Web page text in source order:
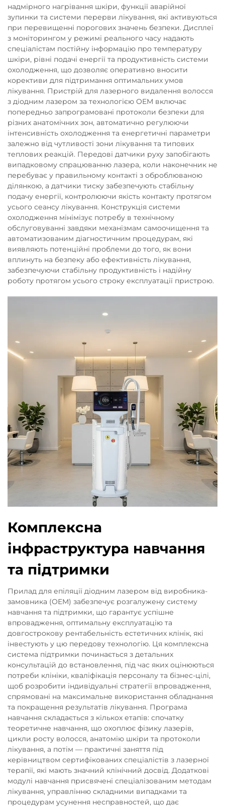
надмірного нагрівання шкіри, функції аварійної
зупинки та системи перерви лікування, які активуються
при перевищенні порогових значень безпеки. Дисплеї
з моніторингом у режимі реального часу надають
спеціалістам постійну інформацію про температуру
шкіри, рівні подачі енергії та продуктивність системи
охолодження, що дозволяє оперативно вносити
корективи для підтримання оптимальних умов
лікування. Пристрій для лазерного видалення волосся
з діодним лазером за технологією OEM включає
попередньо запрограмовані протоколи безпеки для
різних анатомічних зон, автоматично регулюючи
інтенсивність охолодження та енергетичні параметри
залежно від чутливості зони лікування та типових
теплових реакцій. Передові датчики руху запобігають
випадковому спрацюванню лазера, коли наконечник не
перебуває у правильному контакті з оброблюваною
ділянкою, а датчики тиску забезпечують стабільну
подачу енергії, контролюючи якість контакту протягом
усього сеансу лікування. Конструкція системи
охолодження мінімізує потребу в технічному
обслуговуванні завдяки механізмам самоочищення та
автоматизованим діагностичним процедурам, які
виявляють потенційні проблеми до того, як вони
вплинуть на безпеку або ефективність лікування,
забезпечуючи стабільну продуктивність і надійну
роботу протягом усього строку експлуатації пристрою.
Комплексна
інфраструктура навчання
та підтримки
Прилад для епіляції діодним лазером від виробника-
замовника (OEM) забезпечує розгалужену систему
навчання та підтримки, що гарантує успішне
впровадження, оптимальну експлуатацію та
довгострокову рентабельність естетичних клінік, які
інвестують у цю передову технологію. Ця комплексна
система підтримки починається з детальних
консультацій до встановлення, під час яких оцінюються
потреби клініки, кваліфікація персоналу та бізнес-цілі,
щоб розробити індивідуальні стратегії впровадження,
спрямовані на максимальне використання обладнання
та покращення результатів лікування. Програма
навчання складається з кількох етапів: спочатку
теоретичне навчання, що охоплює фізику лазерів,
цикли росту волосся, анатомію шкіри та протоколи
лікування, а потім — практичні заняття під
керівництвом сертифікованих спеціалістів з лазерної
терапії, які мають значний клінічний досвід. Додаткові
модулі навчання присвячені спеціалізованим методам
лікування, управлінню складними випадками та
процедурам усунення несправностей, що дає